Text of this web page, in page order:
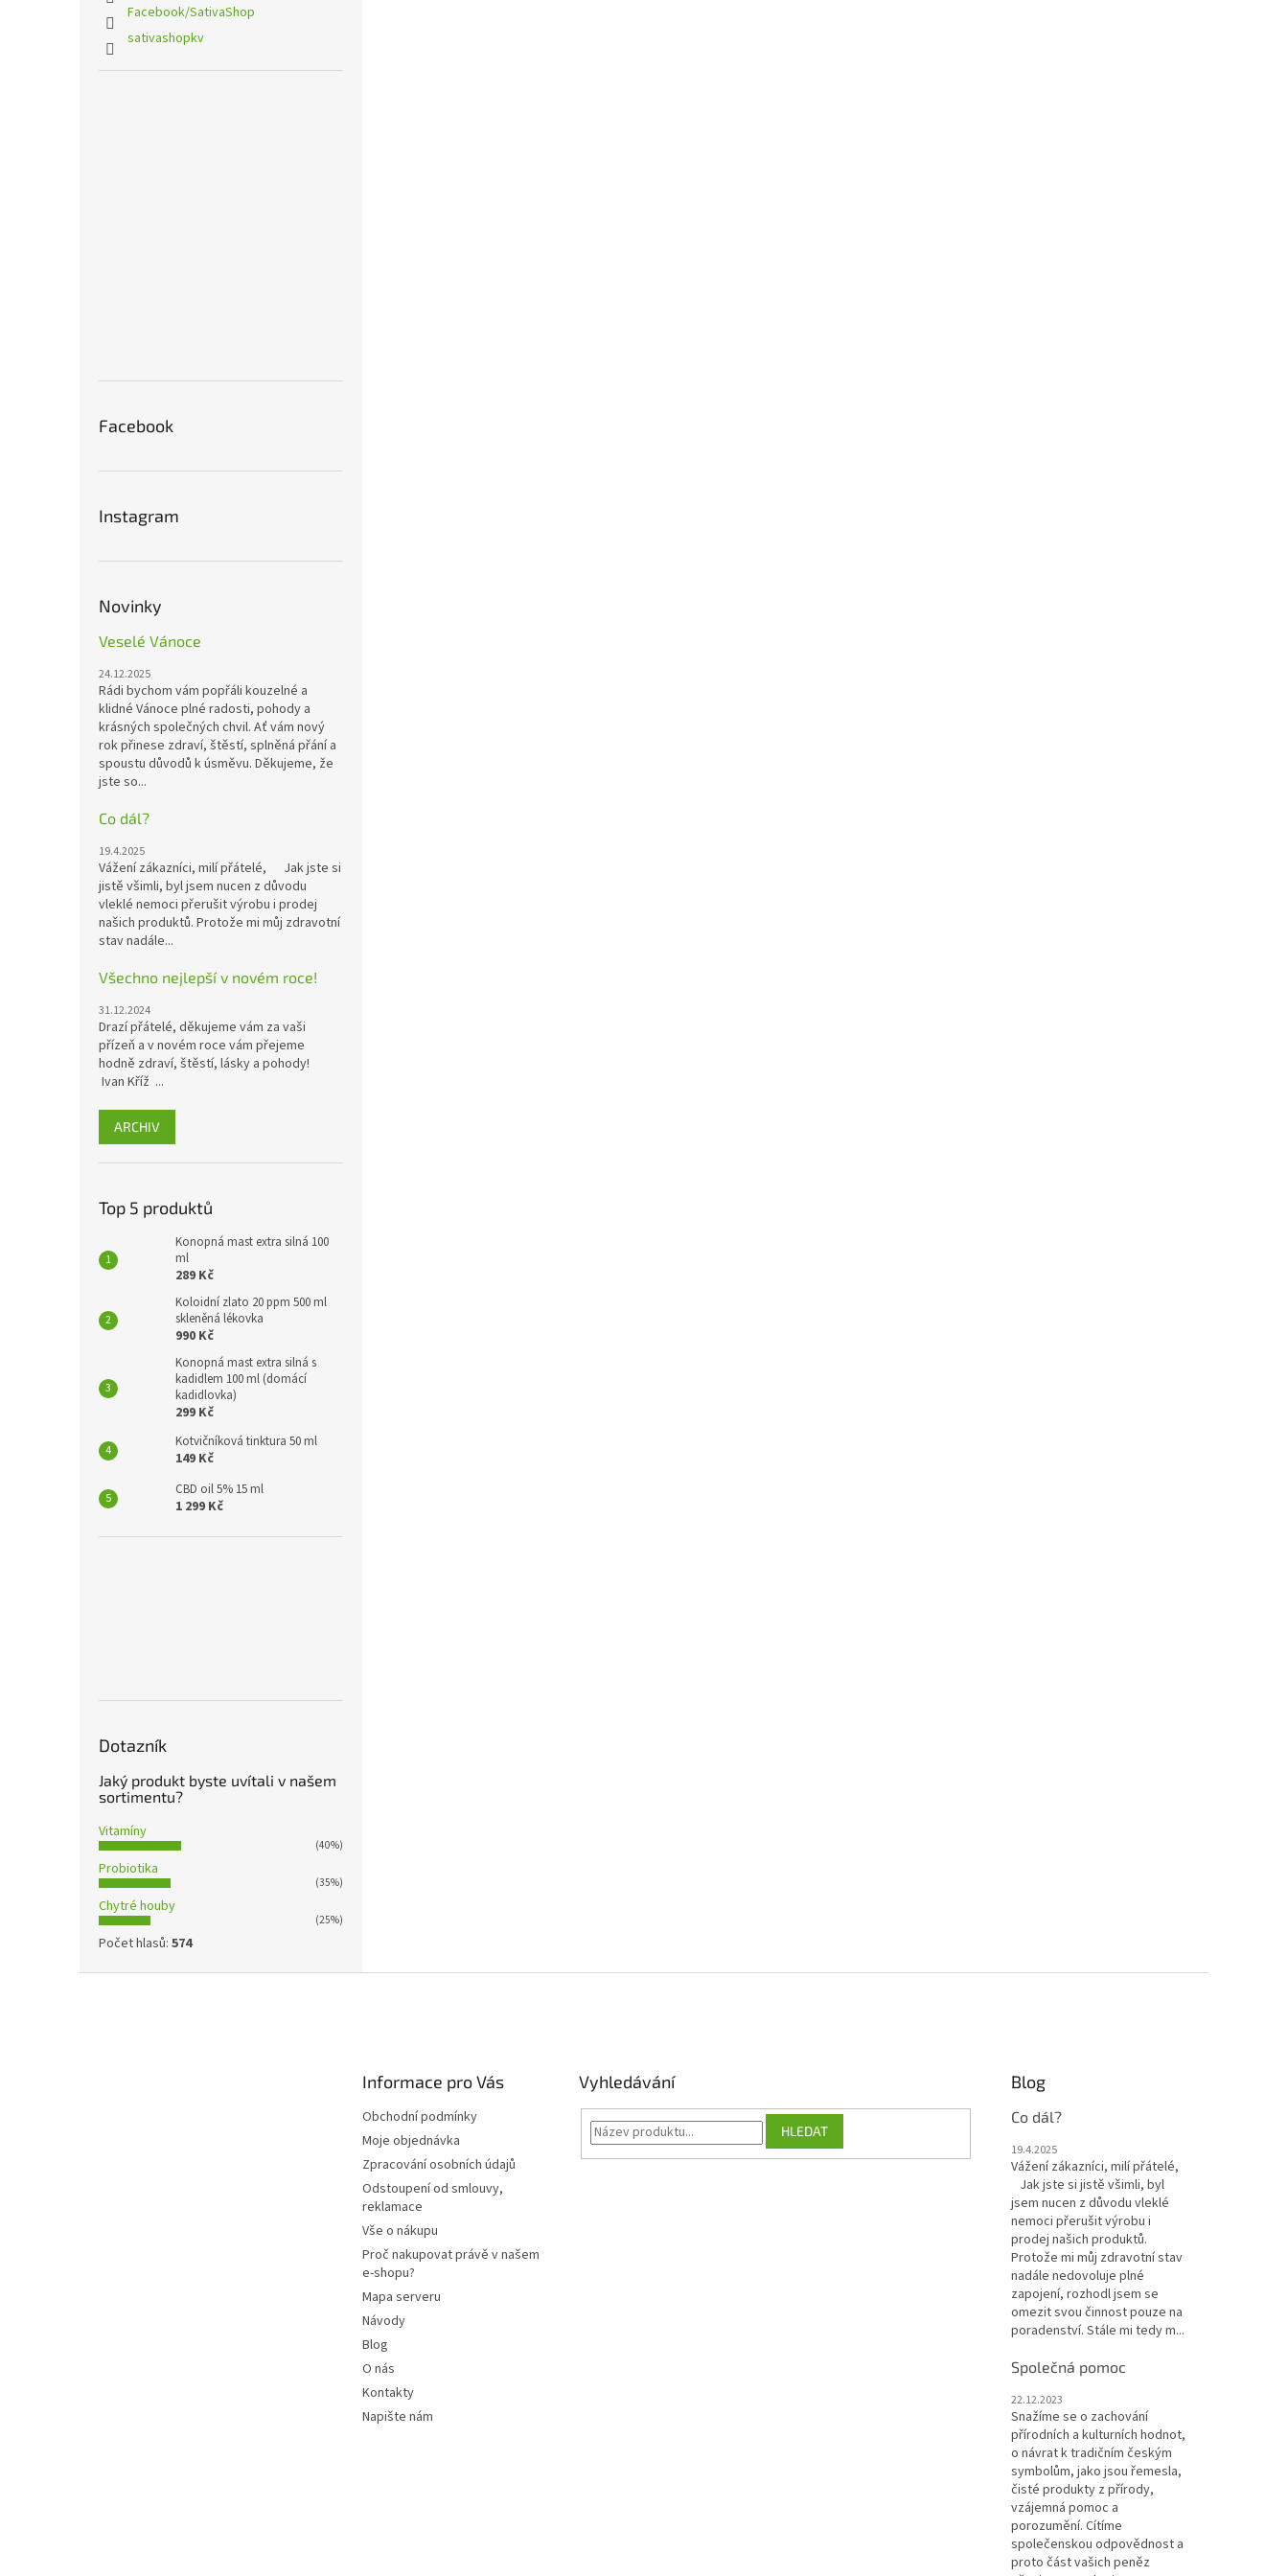
Facebook/SativaShop
sativashopkv
Facebook
Instagram
Novinky
Veselé Vánoce
24.12.2025
Rádi bychom vám popřáli kouzelné a
klidné Vánoce plné radosti, pohody a
krásných společných chvil. Ať vám nový
rok přinese zdraví, štěstí, splněná přání a
spoustu důvodů k úsměvu. Děkujeme, že
jste so...
Co dál?
19.4.2025
Vážení zákazníci, milí přátelé, Jak jste si
jistě všimli, byl jsem nucen z důvodu
vleklé nemoci přerušit výrobu i prodej
našich produktů. Protože mi můj zdravotní
stav nadále...
Všechno nejlepší v novém roce!
31.12.2024
Drazí přátelé, děkujeme vám za vaši
přízeň a v novém roce vám přejeme
hodně zdraví, štěstí, lásky a pohody!
Ivan Kříž ...
ARCHIV
Top 5 produktů
Konopná mast extra silná 100
ml
289 Kč
Koloidní zlato 20 ppm 500 ml
skleněná lékovka
990 Kč
Konopná mast extra silná s
kadidlem 100 ml (domácí
kadidlovka)
299 Kč
Kotvičníková tinktura 50 ml
149 Kč
CBD oil 5% 15 ml
1 299 Kč
Dotazník
Jaký produkt byste uvítali v našem
sortimentu?
Vitamíny
(40%)
Probiotika
(35%)
Chytré houby
(25%)
Počet hlasů: 574
Informace pro Vás
Obchodní podmínky
Moje objednávka
Zpracování osobních údajů
Odstoupení od smlouvy,
reklamace
Vše o nákupu
Proč nakupovat právě v našem
e-shopu?
Mapa serveru
Návody
Blog
O nás
Kontakty
Napište nám
Vyhledávání
HLEDAT
Blog
Co dál?
19.4.2025
Vážení zákazníci, milí přátelé,
Jak jste si jistě všimli, byl
jsem nucen z důvodu vleklé
nemoci přerušit výrobu i
prodej našich produktů.
Protože mi můj zdravotní stav
nadále nedovoluje plné
zapojení, rozhodl jsem se
omezit svou činnost pouze na
poradenství. Stále mi tedy m...
Společná pomoc
22.12.2023
Snažíme se o zachování
přírodních a kulturních hodnot,
o návrat k tradičním českým
symbolům, jako jsou řemesla,
čisté produkty z přírody,
vzájemná pomoc a
porozumění. Cítíme
společenskou odpovědnost a
proto část vašich peněz